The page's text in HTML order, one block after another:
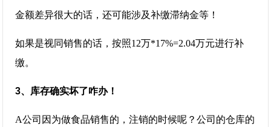
金额差异很大的话，还可能涉及补缴滞纳金等！
如果是视同销售的话，按照12万*17%=2.04万元进行补
缴。
3、库存确实坏了咋办！
A公司因为做食品销售的，注销的时候呢？公司的仓库的